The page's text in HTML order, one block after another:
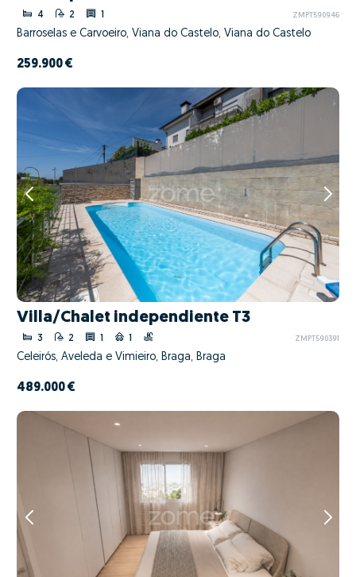
4 2 1 ZMPT590946
Barroselas e Carvoeiro, Viana do Castelo, Viana do Castelo
259.900 €
Villa/Chalet independiente T3
3 2 1 1 ZMPT590391
Celeirós, Aveleda e Vimieiro, Braga, Braga
489.000 €